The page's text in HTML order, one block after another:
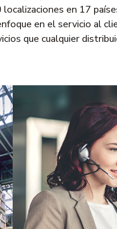
en 17
en el servicio al
que cualquier